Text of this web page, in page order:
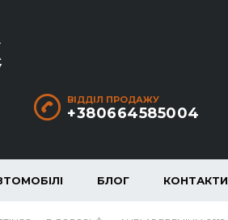
ВІДДІЛ ПРОДАЖУ
+380664585004
БЛОГ КОНТАКТИ